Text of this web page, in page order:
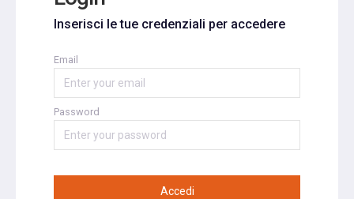
Inserisci le tue credenziali per accedere
Email
Password
Accedi